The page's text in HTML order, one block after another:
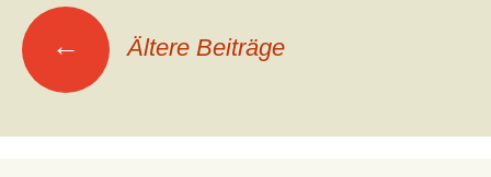
Beitragsnavigation
← Ältere Beiträge